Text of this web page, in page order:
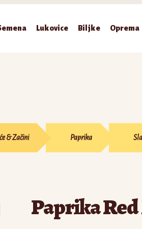
Lukovice Biljke Oprema
& Začini Paprika
Paprika